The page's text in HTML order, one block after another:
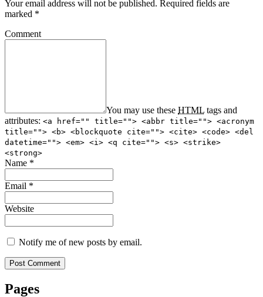
Your email address will not be published. Required fields are
marked *
Comment
You may use these HTML tags and
attributes: <a href="" title=""> <abbr title=""> <acronym
title=""> <b> <blockquote cite=""> <cite> <code> <del
datetime=""> <em> <i> <q cite=""> <s> <strike>
<strong>
Name *
Email *
Website
Notify me of new posts by email.
Pages